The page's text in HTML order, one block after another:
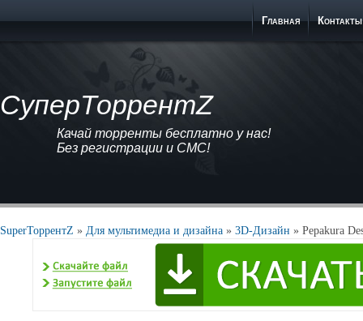
СуперТоррентZ
Качай торренты бесплатно у нас!
Без регистрации и СМС!
Главная Контакты
SuperТоррентZ » Для мультимедиа и дизайна » 3D-Дизайн » Pepakura